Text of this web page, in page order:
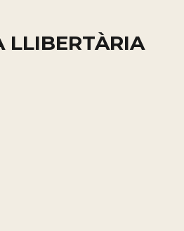
LLIBERTÀRIA